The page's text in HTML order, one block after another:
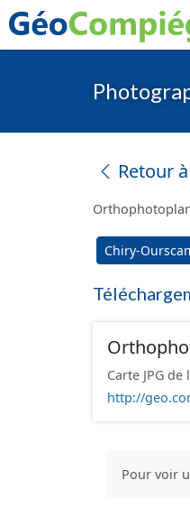
Retour
Chiry-
Carte JPG
http://
Pour voir